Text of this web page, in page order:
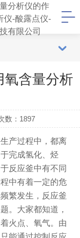
氧含量分析
数： 1897
产过程中，都离
完成氢化、烃
反应釜中有不同
中有着一定的危
繁发生，反应釜
。大家都知道，
火点、氧气。由